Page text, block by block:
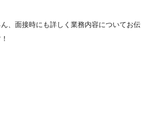
、面接時にも詳しく業務内容についてお